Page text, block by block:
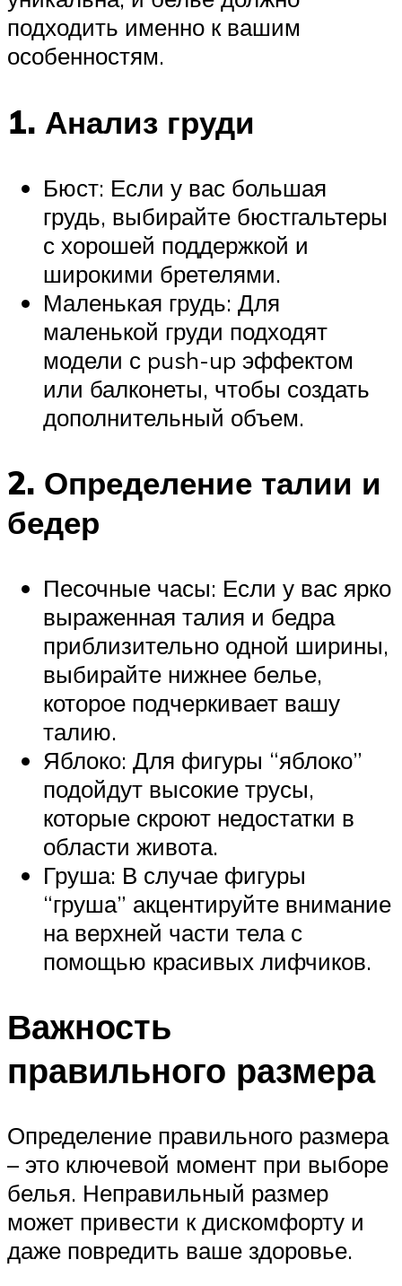
подходить именно к вашим
особенностям.
1. Анализ груди
Бюст: Если у вас большая
грудь, выбирайте бюстгальтеры
с хорошей поддержкой и
широкими бретелями.
Маленькая грудь: Для
маленькой груди подходят
модели с push-up эффектом
или балконеты, чтобы создать
дополнительный объем.
2. Определение талии и
бедер
Песочные часы: Если у вас ярко
выраженная талия и бедра
приблизительно одной ширины,
выбирайте нижнее белье,
которое подчеркивает вашу
талию.
Яблоко: Для фигуры “яблоко”
подойдут высокие трусы,
которые скроют недостатки в
области живота.
Груша: В случае фигуры
“груша” акцентируйте внимание
на верхней части тела с
помощью красивых лифчиков.
Важность
правильного размера
Определение правильного размера
– это ключевой момент при выборе
белья. Неправильный размер
может привести к дискомфорту и
даже повредить ваше здоровье.